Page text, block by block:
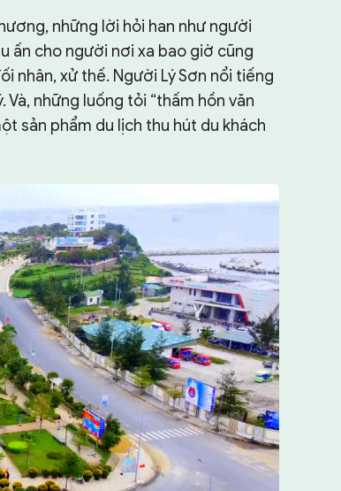
những lời hỏi han như người
ấn cho người nơi xa bao giờ cũng
nhân, xử thế. Người Lý Sơn nổi tiếng
những luống tỏi “thấm hồn văn
sản phẩm du lịch thu hút du khách